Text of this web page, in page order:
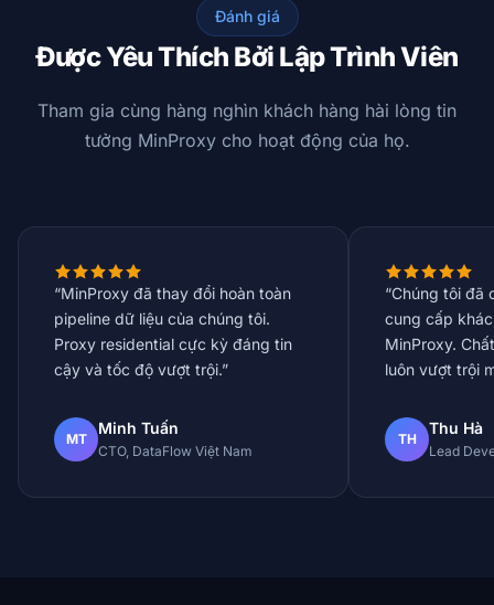
Đánh giá
Được Yêu Thích Bởi Lập Trình Viên
Tham gia cùng hàng nghìn khách hàng hài lòng tin
tưởng MinProxy cho hoạt động của họ.
“MinProxy đã thay đổi hoàn toàn
pipeline dữ liệu của chúng tôi.
Proxy residential cực kỳ đáng tin
cậy và tốc độ vượt trội.”
MT
Minh Tuấn
CTO, DataFlow Việt Nam
“Chúng tôi đã
cung cấp
MinProxy.
luôn vượt trội
TH
Thu Hà
Lead